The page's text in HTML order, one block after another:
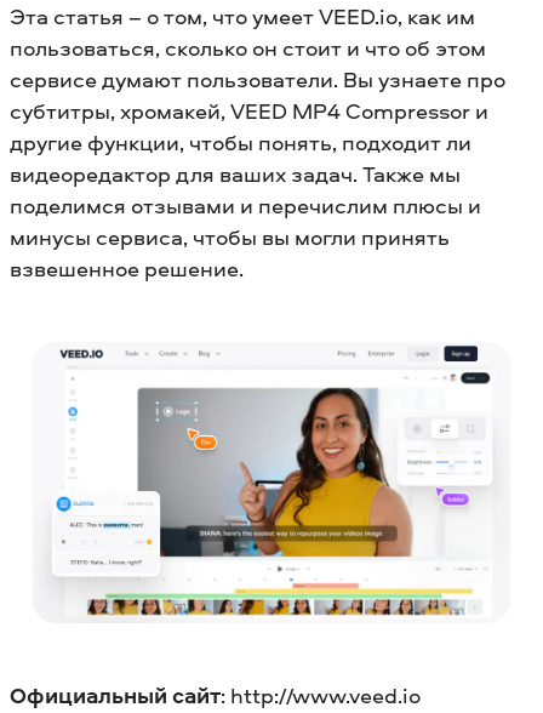
Эта статья – о том, что умеет VEED.io, как им
пользоваться, сколько он стоит и что об этом
сервисе думают пользователи. Вы узнаете про
субтитры, хромакей, VEED MP4 Compressor и
другие функции, чтобы понять, подходит ли
видеоредактор для ваших задач. Также мы
поделимся отзывами и перечислим плюсы и
минусы сервиса, чтобы вы могли принять
взвешенное решение.
Официальный сайт: http://www.veed.io